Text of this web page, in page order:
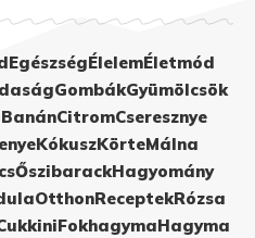
EgészségÉlelemÉletmód
GombákGyümölcsök
BanánCitromCseresznye
KókuszKörteMálna
ŐszibarackHagyomány
OtthonReceptekRózsa
FokhagymaHagyma